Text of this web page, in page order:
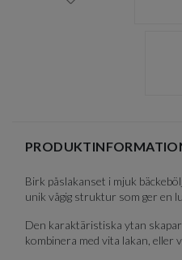
Birk påslakanset i mjuk
unik vågig struktur som ger en
Den karaktäristiska ytan
kombinera med vita lakan, eller